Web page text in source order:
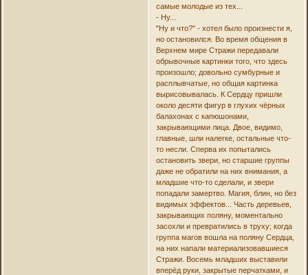
самые молодые из тех...
- Ну...
"Ну и что?" - хотел было произнести я,
но остановился. Во время общения в
Верхнем мире Стражи передавали
обрывочные картинки того, что здесь
произошло; довольно сумбурные и
расплывчатые, но общая картинка
вырисовывалась. К Сердцу пришли
около десяти фигур в глухих чёрных
балахонах с капюшонами,
закрывающими лица. Двое, видимо,
главные, шли налегке, остальные что-
то несли. Сперва их попытались
остановить звери, но старшие группы
даже не обратили на них внимания, а
младшие что-то сделали, и звери
попадали замертво. Магия, блин, но без
видимых эффектов... Часть деревьев,
закрывающих поляну, моментально
засохли и превратились в труху; когда
группа магов вошла на поляну Сердца,
на них напали материализовавшиеся
Стражи. Восемь младших выставили
вперёд руки, закрытые перчатками, и